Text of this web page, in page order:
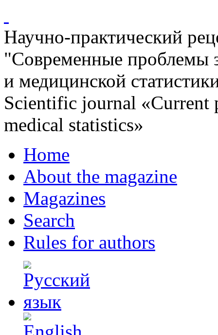
Научно-практический
"Современные проблемы
и медицинской
Scientific journal «Current
medical statistics»
Home
About the magazine
Magazines
Search
Rules for authors